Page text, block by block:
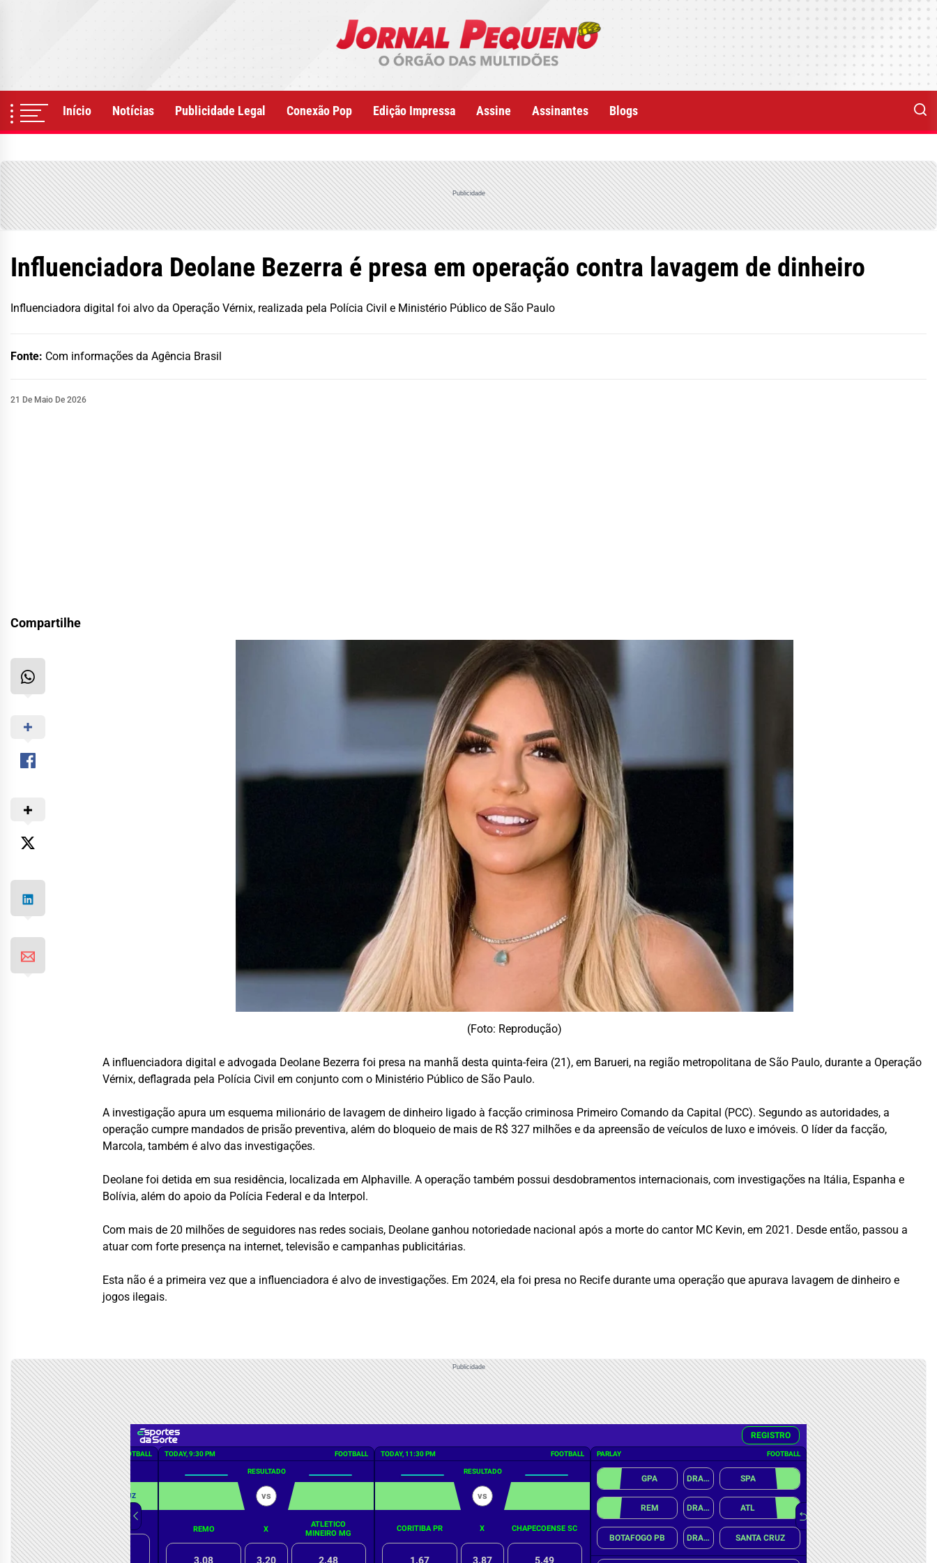
Início Notícias Publicidade Legal Conexão Pop Edição Impressa Assine Assinantes Blogs
Publicidade
Influenciadora Deolane Bezerra é presa em operação contra lavagem de dinheiro
Influenciadora digital foi alvo da Operação Vérnix, realizada pela Polícia Civil e Ministério Público de São Paulo
Fonte: Com informações da Agência Brasil
21 De Maio De 2026
Compartilhe
(Foto: Reprodução)
A influenciadora digital e advogada Deolane Bezerra foi presa na manhã desta quinta-feira (21), em Barueri, na região metropolitana de São Paulo, durante a Operação
Vérnix, deflagrada pela Polícia Civil em conjunto com o Ministério Público de São Paulo.
A investigação apura um esquema milionário de lavagem de dinheiro ligado à facção criminosa Primeiro Comando da Capital (PCC). Segundo as autoridades, a
operação cumpre mandados de prisão preventiva, além do bloqueio de mais de R$ 327 milhões e da apreensão de veículos de luxo e imóveis. O líder da facção,
Marcola, também é alvo das investigações.
Deolane foi detida em sua residência, localizada em Alphaville. A operação também possui desdobramentos internacionais, com investigações na Itália, Espanha e
Bolívia, além do apoio da Polícia Federal e da Interpol.
Com mais de 20 milhões de seguidores nas redes sociais, Deolane ganhou notoriedade nacional após a morte do cantor MC Kevin, em 2021. Desde então, passou a
atuar com forte presença na internet, televisão e campanhas publicitárias.
Esta não é a primeira vez que a influenciadora é alvo de investigações. Em 2024, ela foi presa no Recife durante uma operação que apurava lavagem de dinheiro e
jogos ilegais.
Publicidade